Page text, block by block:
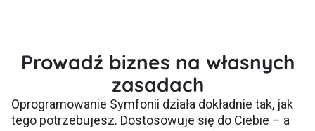
Prowadź biznes na własnych
zasadach
Oprogramowanie Symfonii działa dokładnie tak, jak
tego potrzebujesz. Dostosowuje się do Ciebie – a